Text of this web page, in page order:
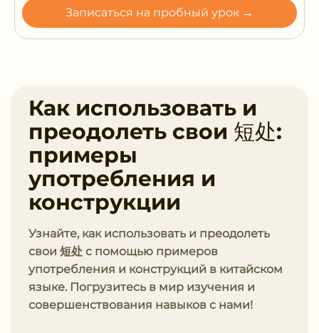
Записаться на пробный урок →
Как использовать и
преодолеть свои 短处:
примеры
употребления и
конструкции
Узнайте, как использовать и преодолеть
свои 短处 с помощью примеров
употребления и конструкций в китайском
языке. Погрузитесь в мир изучения и
совершенствования навыков с нами!